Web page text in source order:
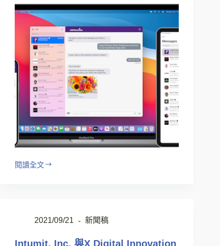
閱讀全文
2021/09/21 新聞稿
Intumit, Inc. 與X Digital Innovation